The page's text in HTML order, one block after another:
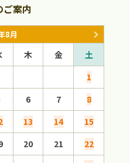
ご案内
8月
木 金
土
1
6 7
8
13 14
15
20 21
22